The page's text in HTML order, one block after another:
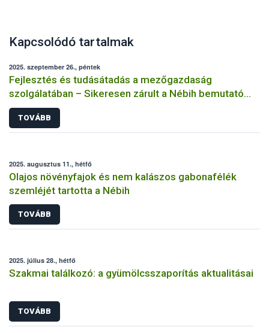
Kapcsolódó tartalmak
2025. szeptember 26., péntek
Fejlesztés és tudásátadás a mezőgazdaság
szolgálatában – Sikeresen zárult a Nébih bemutató
üzemi projektje
TOVÁBB
2025. augusztus 11., hétfő
Olajos növényfajok és nem kalászos gabonafélék
szemléjét tartotta a Nébih
TOVÁBB
2025. július 28., hétfő
Szakmai találkozó: a gyümölcsszaporítás aktualitásai
TOVÁBB